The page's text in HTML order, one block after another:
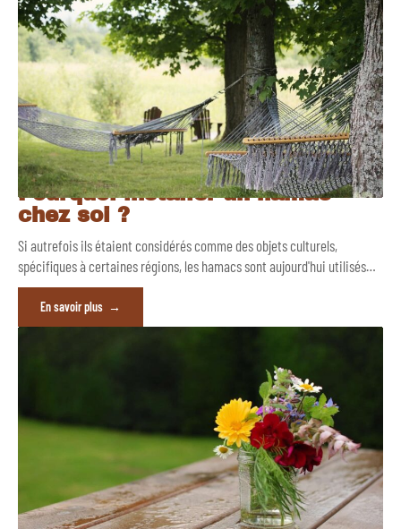
Pourquoi installer un hamac
chez soi ?
Si autrefois ils étaient considérés comme des objets culturels,
spécifiques à certaines régions, les hamacs sont aujourd'hui utilisés…
En savoir plus